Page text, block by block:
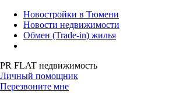
Новостройки в Тюмени
Новости недвижимости
Обмен (Trade-in) жилья
PR FLAT недвижимость
Личный помощник
Перезвоните мне